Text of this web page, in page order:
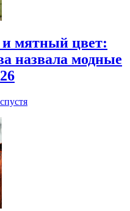
мятный цвет:
назвала модные